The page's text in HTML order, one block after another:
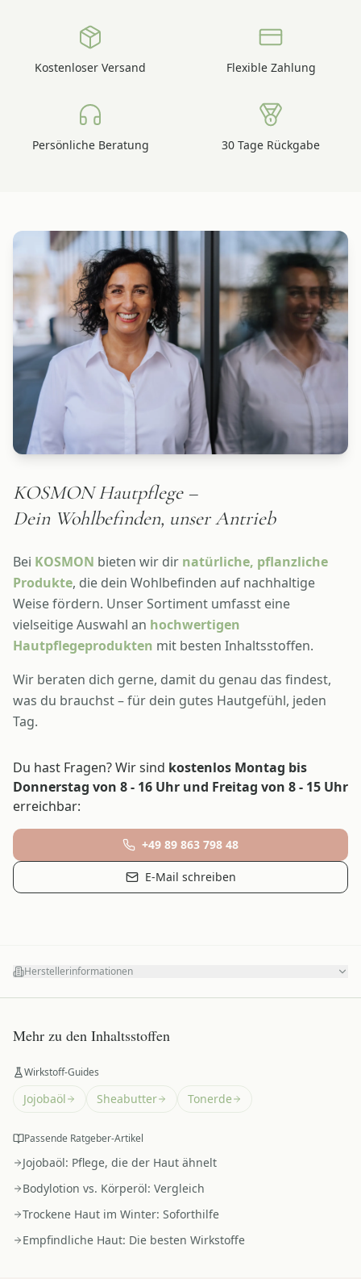
Kostenloser Versand Flexible Zahlung
Persönliche Beratung 30 Tage Rückgabe
KOSMON Hautpflege –
Dein Wohlbefinden, unser Antrieb
Bei KOSMON bieten wir dir natürliche, pflanzliche
Produkte, die dein Wohlbefinden auf nachhaltige
Weise fördern. Unser Sortiment umfasst eine
vielseitige Auswahl an hochwertigen
Hautpflegeprodukten mit besten Inhaltsstoffen.
Wir beraten dich gerne, damit du genau das findest,
was du brauchst – für dein gutes Hautgefühl, jeden
Tag.
Du hast Fragen? Wir sind kostenlos Montag bis
Donnerstag von 8 - 16 Uhr und Freitag von 8 - 15 Uhr
erreichbar:
+49 89 863 798 48
E-Mail schreiben
Herstellerinformationen
Mehr zu den Inhaltsstoffen
Wirkstoff-Guides
Jojobaöl Sheabutter Tonerde
Passende Ratgeber-Artikel
Jojobaöl: Pflege, die der Haut ähnelt
Bodylotion vs. Körperöl: Vergleich
Trockene Haut im Winter: Soforthilfe
Empfindliche Haut: Die besten Wirkstoffe